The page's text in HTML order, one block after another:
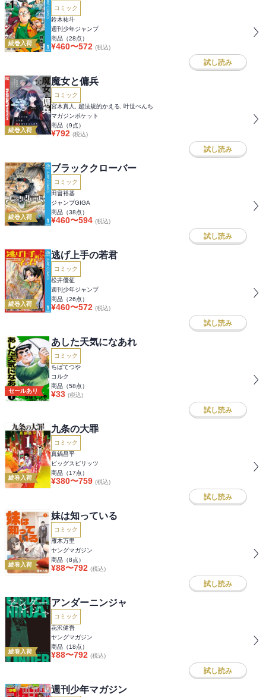
続巻入荷
コミック
鈴木祐斗
週刊少年ジャンプ
商品（28点）
¥460〜572 (税込)
試し読み
続巻入荷
魔女と傭兵
コミック
宮木真人, 超法規的かえる, 叶世べんち
マガジンポケット
商品（9点）
¥792 (税込)
試し読み
続巻入荷
ブラッククローバー
コミック
田畠裕基
ジャンプGIGA
商品（38点）
¥460〜594 (税込)
試し読み
続巻入荷
逃げ上手の若君
コミック
松井優征
週刊少年ジャンプ
商品（26点）
¥460〜572 (税込)
試し読み
セールあり
あした天気になあれ
コミック
ちばてつや
コルク
商品（58点）
¥33 (税込)
試し読み
続巻入荷
九条の大罪
コミック
真鍋昌平
ビッグスピリッツ
商品（17点）
¥380〜759 (税込)
試し読み
続巻入荷
妹は知っている
コミック
雁木万里
ヤングマガジン
商品（8点）
¥88〜792 (税込)
試し読み
続巻入荷
アンダーニンジャ
コミック
花沢健吾
ヤングマガジン
商品（18点）
¥88〜792 (税込)
試し読み
週刊少年マガジン